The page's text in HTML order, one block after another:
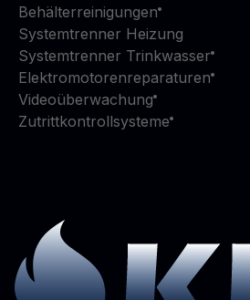
Behälterreinigungen
Systemtrenner Heizung
Systemtrenner Trinkwasser
Elektromotorenreparaturen
Videoüberwachung
Zutrittkontrollsysteme